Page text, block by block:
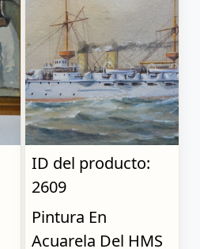
ID del producto:
2609
Pintura En
Acuarela Del HMS